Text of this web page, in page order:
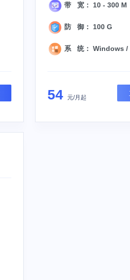
带 宽： 10 - 300 M
防 御： 100 G
系 统： Windows
54元/月起